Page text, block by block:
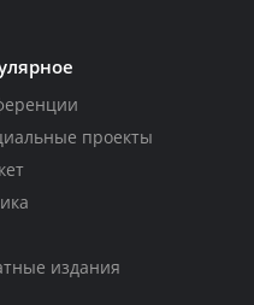
проекты
издания